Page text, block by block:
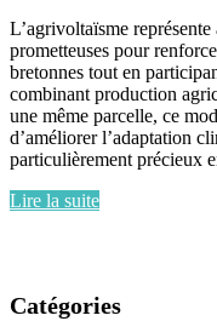
L’agrivoltaïsme
prometteuses pour
bretonnes tout en
combinant production
une même parcelle, ce
d’améliorer l’adaptation
particulièrement précieux
Lire la suite
Catégories